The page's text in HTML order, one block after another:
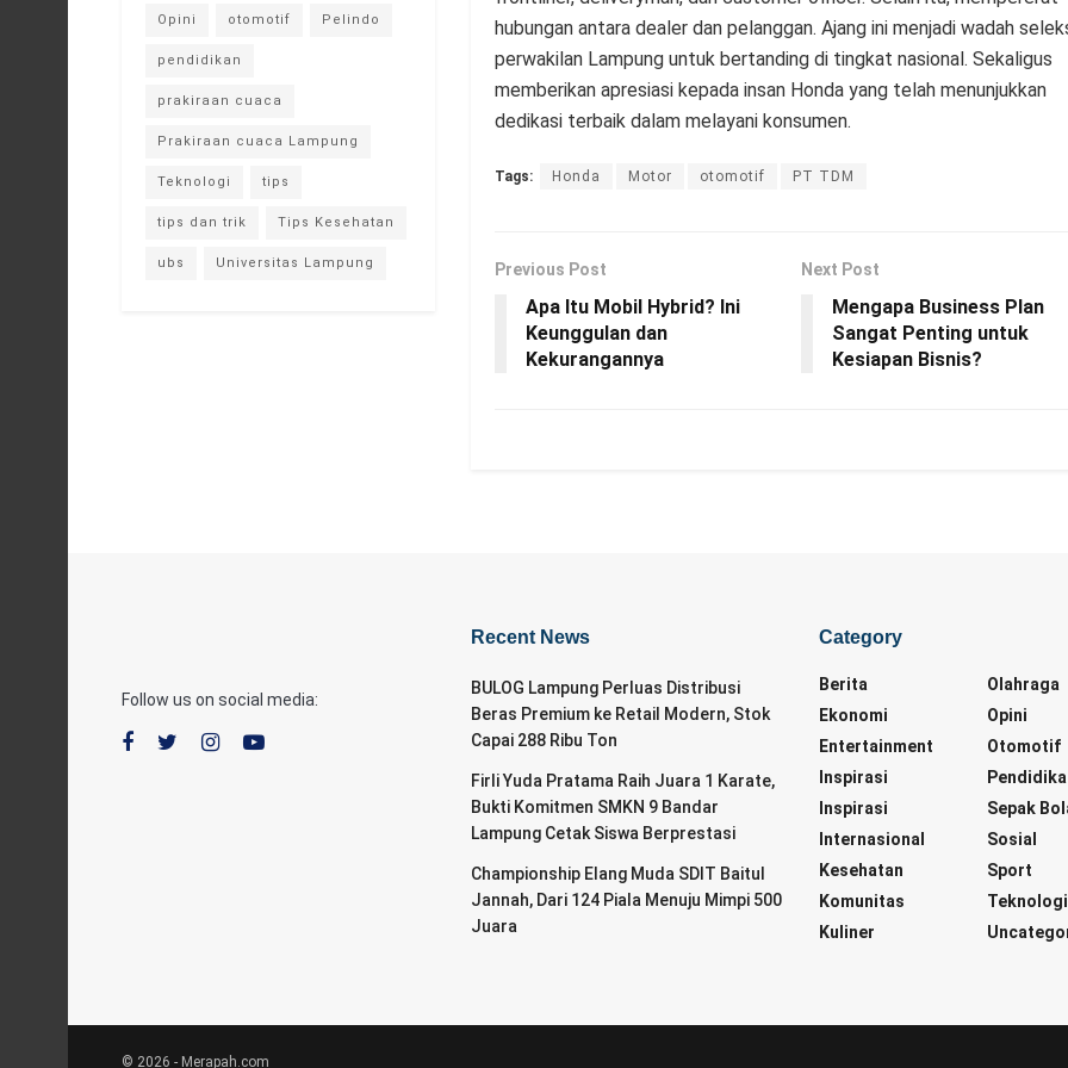
hubungan antara dealer dan pelanggan. Ajang ini menjadi wadah
perwakilan Lampung untuk bertanding di tingkat nasional. Sekaligus
memberikan apresiasi kepada insan Honda yang telah menunjukkan
dedikasi terbaik dalam melayani konsumen.
Tags: Honda Motor otomotif PT TDM
Previous Post
Apa Itu Mobil Hybrid? Ini
Keunggulan dan
Kekurangannya
Next Post
Mengapa Business Plan
Sangat Penting untuk
Kesiapan Bisnis?
Opini otomotif Pelindo
pendidikan
prakiraan cuaca
Prakiraan cuaca Lampung
Teknologi tips
tips dan trik Tips Kesehatan
ubs Universitas Lampung
Follow us on social media:
Recent News
BULOG Lampung Perluas Distribusi
Beras Premium ke Retail Modern, Stok
Capai 288 Ribu Ton
Firli Yuda Pratama Raih Juara 1 Karate,
Bukti Komitmen SMKN 9 Bandar
Lampung Cetak Siswa Berprestasi
Championship Elang Muda SDIT Baitul
Jannah, Dari 124 Piala Menuju Mimpi 500
Juara
Category
Berita
Ekonomi
Entertainment
Inspirasi
Inspirasi
Internasional
Kesehatan
Komunitas
Kuliner
Olahraga
Opini
Otomotif
Sepak
Sosial
Sport
Teknologi
© 2026 - Merapah.com